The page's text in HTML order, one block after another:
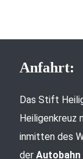
Anfahrt:
Das Stift
Heiligenkreuz
inmitten des
der Autobahn